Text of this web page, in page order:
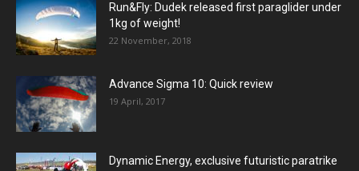
Run&Fly: Dudek released first paraglider under
1kg of weight!
22 November, 2018
Advance Sigma 10: Quick review
19 April, 2017
Dynamic Energy, exclusive futuristic paratrike